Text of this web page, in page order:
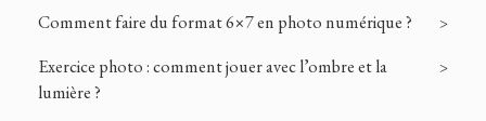
Comment faire du format 6×7 en photo numérique ?
Exercice photo : comment jouer avec l’ombre et la
lumière ?